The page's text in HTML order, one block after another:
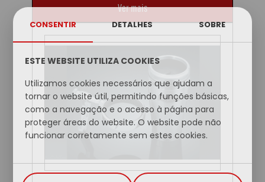
CONSENTIR DETALHES SOBRE
ESTE WEBSITE UTILIZA COOKIES
Utilizamos cookies necessários que ajudam a
tornar o website útil, permitindo funções básicas,
como a navegação e o acesso à página para
proteger áreas do website. O website pode não
funcionar corretamente sem estes cookies.
Ver mais